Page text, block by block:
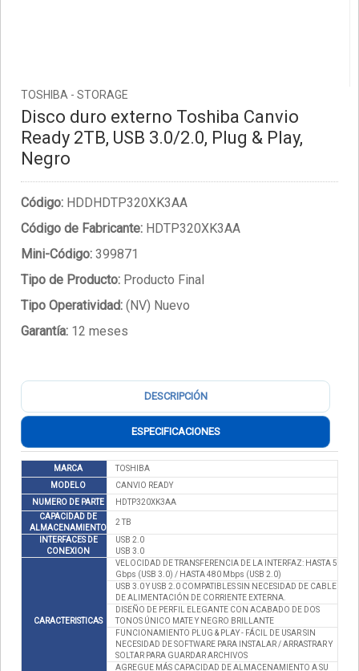
TOSHIBA - STORAGE
Disco duro externo Toshiba Canvio
Ready 2TB, USB 3.0/2.0, Plug & Play,
Negro
Código: HDDHDTP320XK3AA
Código de Fabricante: HDTP320XK3AA
Mini-Código: 399871
Tipo de Producto: Producto Final
Tipo Operatividad: (NV) Nuevo
Garantía: 12 meses
DESCRIPCIÓN
ESPECIFICACIONES
MARCA
TOSHIBA
MODELO
CANVIO READY
NUMERO DE PARTE
HDTP320XK3AA
CAPACIDAD DE
ALMACENAMIENTO
2 TB
INTERFACES DE
CONEXION
USB 2.0
USB 3.0
CARACTERISTICAS
VELOCIDAD DE TRANSFERENCIA DE LA INTERFAZ: HASTA 5
Gbps (USB 3.0) / HASTA 480 Mbps (USB 2.0)
USB 3.0 Y USB 2.0 COMPATIBLES SIN NECESIDAD DE CABLE
DE ALIMENTACIÓN DE CORRIENTE EXTERNA.
DISEÑO DE PERFIL ELEGANTE CON ACABADO DE DOS
TONOS ÚNICO MATE Y NEGRO BRILLANTE
FUNCIONAMIENTO PLUG & PLAY - FÁCIL DE USAR SIN
NECESIDAD DE SOFTWARE PARA INSTALAR / ARRASTRAR Y
SOLTAR PARA GUARDAR ARCHIVOS
AGREGUE MÁS CAPACIDAD DE ALMACENAMIENTO A SU